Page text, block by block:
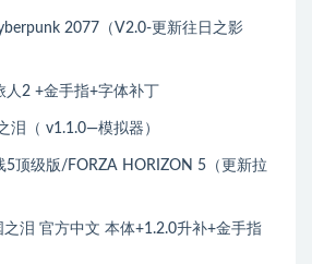
2077（V2.0-更新往日之影
人2 +金手指+字体补丁
泪（ v1.1.0—模拟器）
5顶级版/FORZA HORIZON 5（更新拉
泪 官方中文 本体+1.2.0升补+金手指